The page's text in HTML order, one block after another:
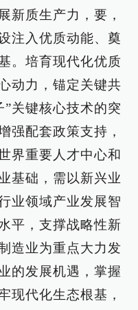
新质生产力，要，
注入优质动能、奠
。培育现代化优质
动力，锚定关键共
关键核心技术的突
强配套政策支持，
界重要人才中心和
基础，需以新兴业
业领域产业发展智
平，支撑战略性新
造业为重点大力发
的发展机遇，掌握
现代化生态根基，